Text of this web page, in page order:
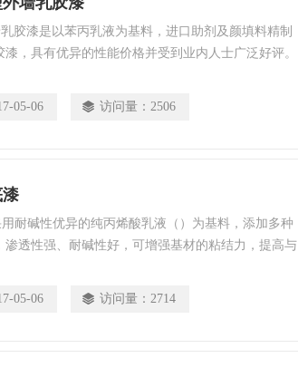
胶漆是以苯丙乳液为基料，进口助剂及颜填料精制
，具有优异的性能价格并受到业内人士广泛好评。
05-06 访问量： 2506
耐碱性优异的纯丙烯酸乳液（）为基料，添加多种
渗透性强、耐碱性好，可增强基材的粘结力，提高与
05-06 访问量： 2714